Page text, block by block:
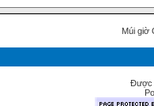
Múi giờ
Được